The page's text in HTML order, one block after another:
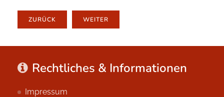
ZURÜCK WEITER
Rechtliches & Informationen
Impressum